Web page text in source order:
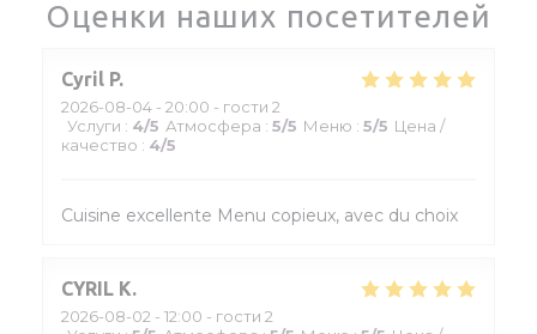
Оценки наших посетителей
Cyril P
2026-08-04 - 20:00 - гости 2
Услуги : 4/5 Атмосфера : 5/5 Меню : 5/5 Цена /
качество : 4/5
Cuisine excellente Menu copieux, avec du choix
CYRIL K
2026-08-02 - 12:00 - гости 2